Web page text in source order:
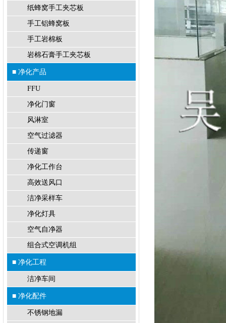
纸蜂窝手工夹芯板
手工铝蜂窝板
手工岩棉板
岩棉石膏手工夹芯板
■ 净化产品
FFU
净化门窗
风淋室
空气过滤器
传递窗
净化工作台
高效送风口
洁净采样车
净化灯具
空气自净器
组合式空调机组
■ 净化工程
洁净车间
■ 净化配件
不锈钢地漏